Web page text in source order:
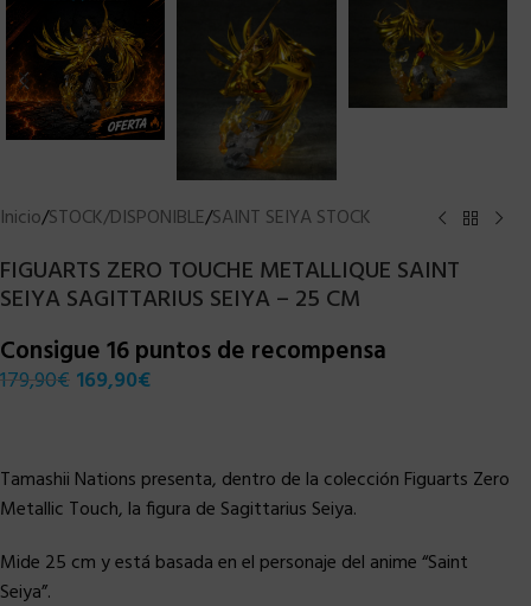
Inicio/STOCK/DISPONIBLE/SAINT SEIYA STOCK
FIGUARTS ZERO TOUCHE METALLIQUE SAINT
SEIYA SAGITTARIUS SEIYA – 25 CM
Consigue 16 puntos de recompensa
179,90€ 169,90€
Tamashii Nations presenta, dentro de la colección Figuarts Zero
Metallic Touch, la figura de Sagittarius Seiya.
Mide 25 cm y está basada en el personaje del anime “Saint
Seiya”.